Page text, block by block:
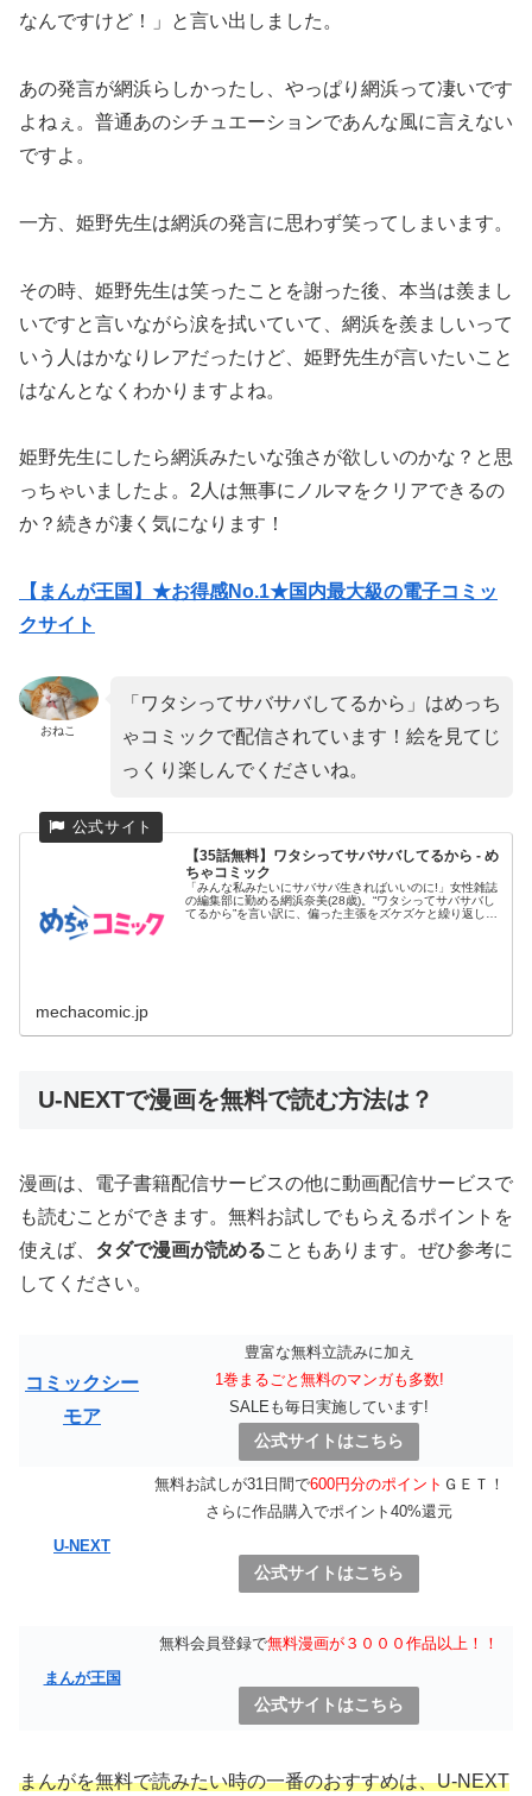
なんですけど！」と言い出しました。
あの発言が網浜らしかったし、やっぱり網浜って凄いです
よねぇ。普通あのシチュエーションであんな風に言えない
ですよ。
一方、姫野先生は網浜の発言に思わず笑ってしまいます。
その時、姫野先生は笑ったことを謝った後、本当は羨まし
いですと言いながら涙を拭いていて、網浜を羨ましいって
いう人はかなりレアだったけど、姫野先生が言いたいこと
はなんとなくわかりますよね。
姫野先生にしたら網浜みたいな強さが欲しいのかな？と思
っちゃいましたよ。2人は無事にノルマをクリアできるの
か？続きが凄く気になります！
【まんが王国】★お得感No.1★国内最大級の電子コミッ
クサイト
おねこ
「ワタシってサバサバしてるから」はめっち
ゃコミックで配信されています！絵を見てじ
っくり楽しんでくださいね。
【35話無料】ワタシってサバサバしてるから - め
ちゃコミック
「みんな私みたいにサバサバ生きればいいのに!」女性雑誌
の編集部に勤める網浜奈美(28歳)。“ワタシってサバサバし
てるから”を言い訳に、偏った主張をズケズケと繰り返し、
mechacomic.jp
U-NEXTで漫画を無料で読む方法は？
漫画は、電子書籍配信サービスの他に動画配信サービスで
も読むことができます。無料お試しでもらえるポイントを
使えば、 タダで漫画が読めることもあります。ぜひ参考に
してください。
コミックシー
モア
豊富な無料立読みに加え
1巻まるごと無料のマンガも多数!
SALEも毎日実施しています!
公式サイトはこちら
U-NEXT
無料お試しが31日間で600円分のポイント ＧＥＴ！
さらに作品購入でポイント40%還元
公式サイトはこちら
まんが王国
無料会員登録で無料漫画が３０００作品以上！！
公式サイトはこちら
まんがを無料で読みたい時の一番のおすすめは、U-NEXT